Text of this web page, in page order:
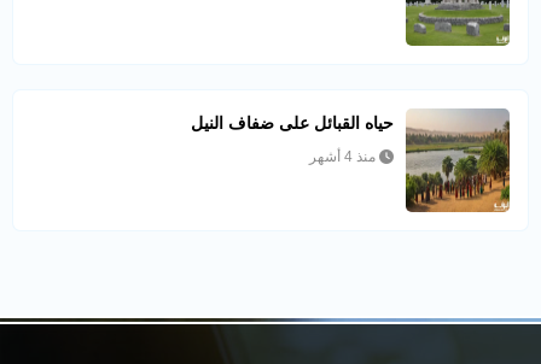
حياه القبائل على ضفاف النيل
منذ 4 أشهر